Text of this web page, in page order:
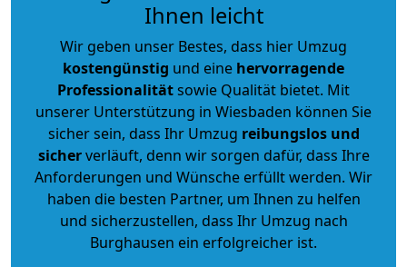
Ihnen leicht
Wir geben unser Bestes, dass hier Umzug
kostengünstig und eine hervorragende
Professionalitätsowie Qualität bietet. Mit
unserer Unterstützung in Wiesbaden können Sie
sicher sein, dass Ihr Umzug reibungslos und
sicherverläuft, denn wir sorgen dafür, dass Ihre
Anforderungen und Wünsche erfüllt werden. Wir
haben die besten Partner, um Ihnen zu helfen
und sicherzustellen, dass Ihr Umzug nach
Burghausen ein erfolgreicher ist.